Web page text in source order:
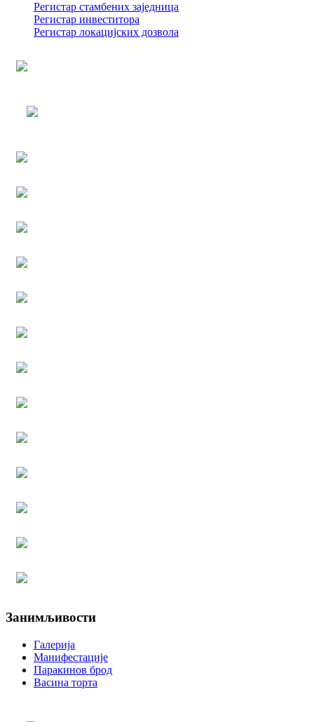
Регистар стамбених заједница
Регистар инвеститора
Регистар локацијских дозвола
Занимљивости
Галерија
Манифестације
Паракинов брод
Васина торта